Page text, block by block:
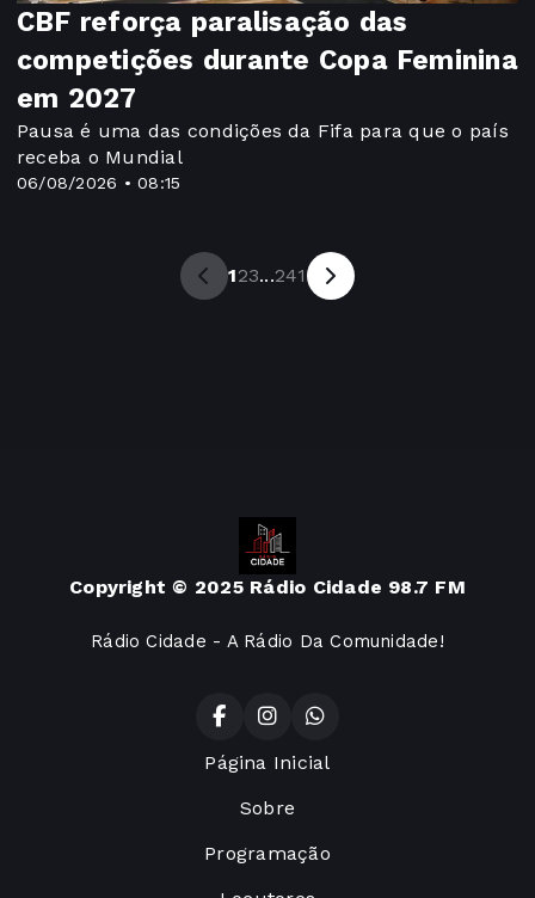
06/08/2026 • 08:15
CBF reforça paralisação das
competições durante Copa Feminina
em 2027
Pausa é uma das condições da Fifa para que o país
receba o Mundial
123...241
Copyright © 2025 Rádio Cidade 98.7 FM
Rádio Cidade - A Rádio Da Comunidade!
Página Inicial
Sobre
Programação